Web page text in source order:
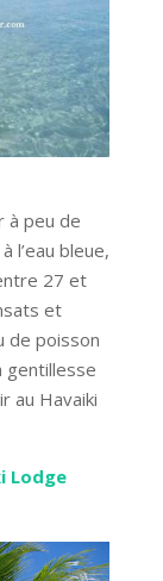
à peu de
l’eau bleue,
27 et
et
de poisson
gentillesse
au Havaiki
Lodge